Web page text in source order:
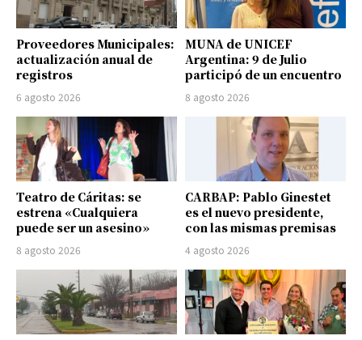
Proveedores Municipales:
actualización anual de
registros
6 agosto 2026
MUNA de UNICEF
Argentina: 9 de Julio
participó de un encuentro
8 agosto 2026
Teatro de Cáritas: se
estrena «Cualquiera
puede ser un asesino»
8 agosto 2026
CARBAP: Pablo Ginestet
es el nuevo presidente,
con las mismas premisas
4 agosto 2026